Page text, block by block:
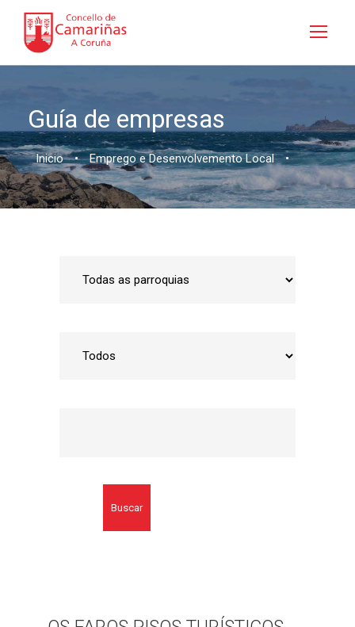
Guía de empresas
Inicio • Emprego e Desenvolvemento Local •
Buscar